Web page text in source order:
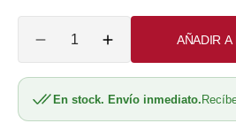
Inox
look
Latón
cepillado
Reducir
cantidad
Pomo
en
Aumentar
cantidad
Pomo
en
AÑADIR A
En stock. Envío inmediato.